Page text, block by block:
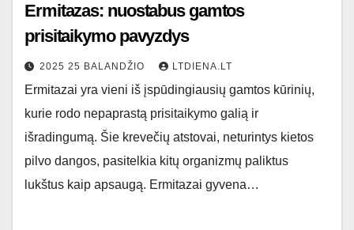
Ermitazas: nuostabus gamtos
prisitaikymo pavyzdys
2025 25 BALANDŽIO LTDIENA.LT
Ermitazai yra vieni iš įspūdingiausių gamtos kūrinių,
kurie rodo nepaprastą prisitaikymo galią ir
išradingumą. Šie krevečių atstovai, neturintys kietos
pilvo dangos, pasitelkia kitų organizmų paliktus
lukštus kaip apsaugą. Ermitazai gyvena…